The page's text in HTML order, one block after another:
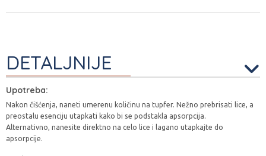
DETALJNIJE
Upotreba:
Nakon čišćenja, naneti umerenu količinu na tupfer. Nežno prebrisati lice, a
preostalu esenciju utapkati kako bi se podstakla apsorpcija.
Alternativno, nanesite direktno na celo lice i lagano utapkajte do
apsorpcije.